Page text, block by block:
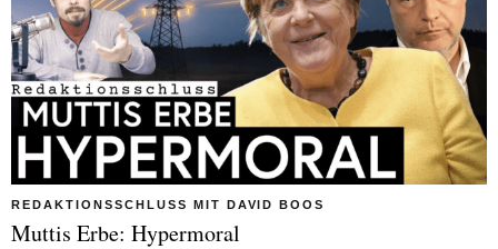
REDAKTIONSSCHLUSS MIT DAVID BOOS
Muttis Erbe: Hypermoral